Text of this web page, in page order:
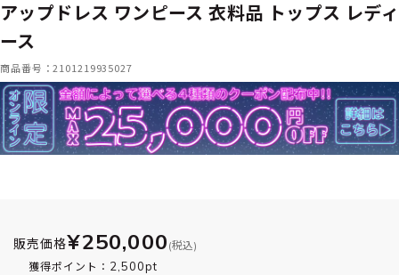
アップドレス ワンピース 衣料品 トップス レディ
ース
商品番号：2101219935027
販売価格¥250,000 (税込)
獲得ポイント： 2,500pt